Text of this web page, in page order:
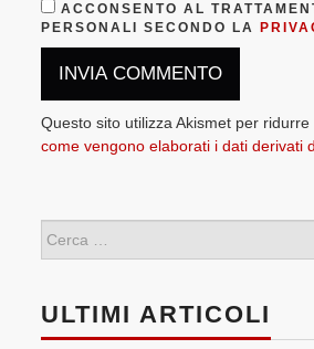
ACCONSENTO AL
PERSONALI SECONDO LA
Questo sito utilizza Akismet per
come vengono elaborati i dati derivati
ULTIMI ARTICOLI